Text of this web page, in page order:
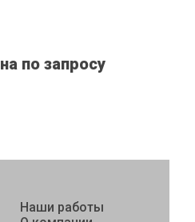
по запросу
Наши работы